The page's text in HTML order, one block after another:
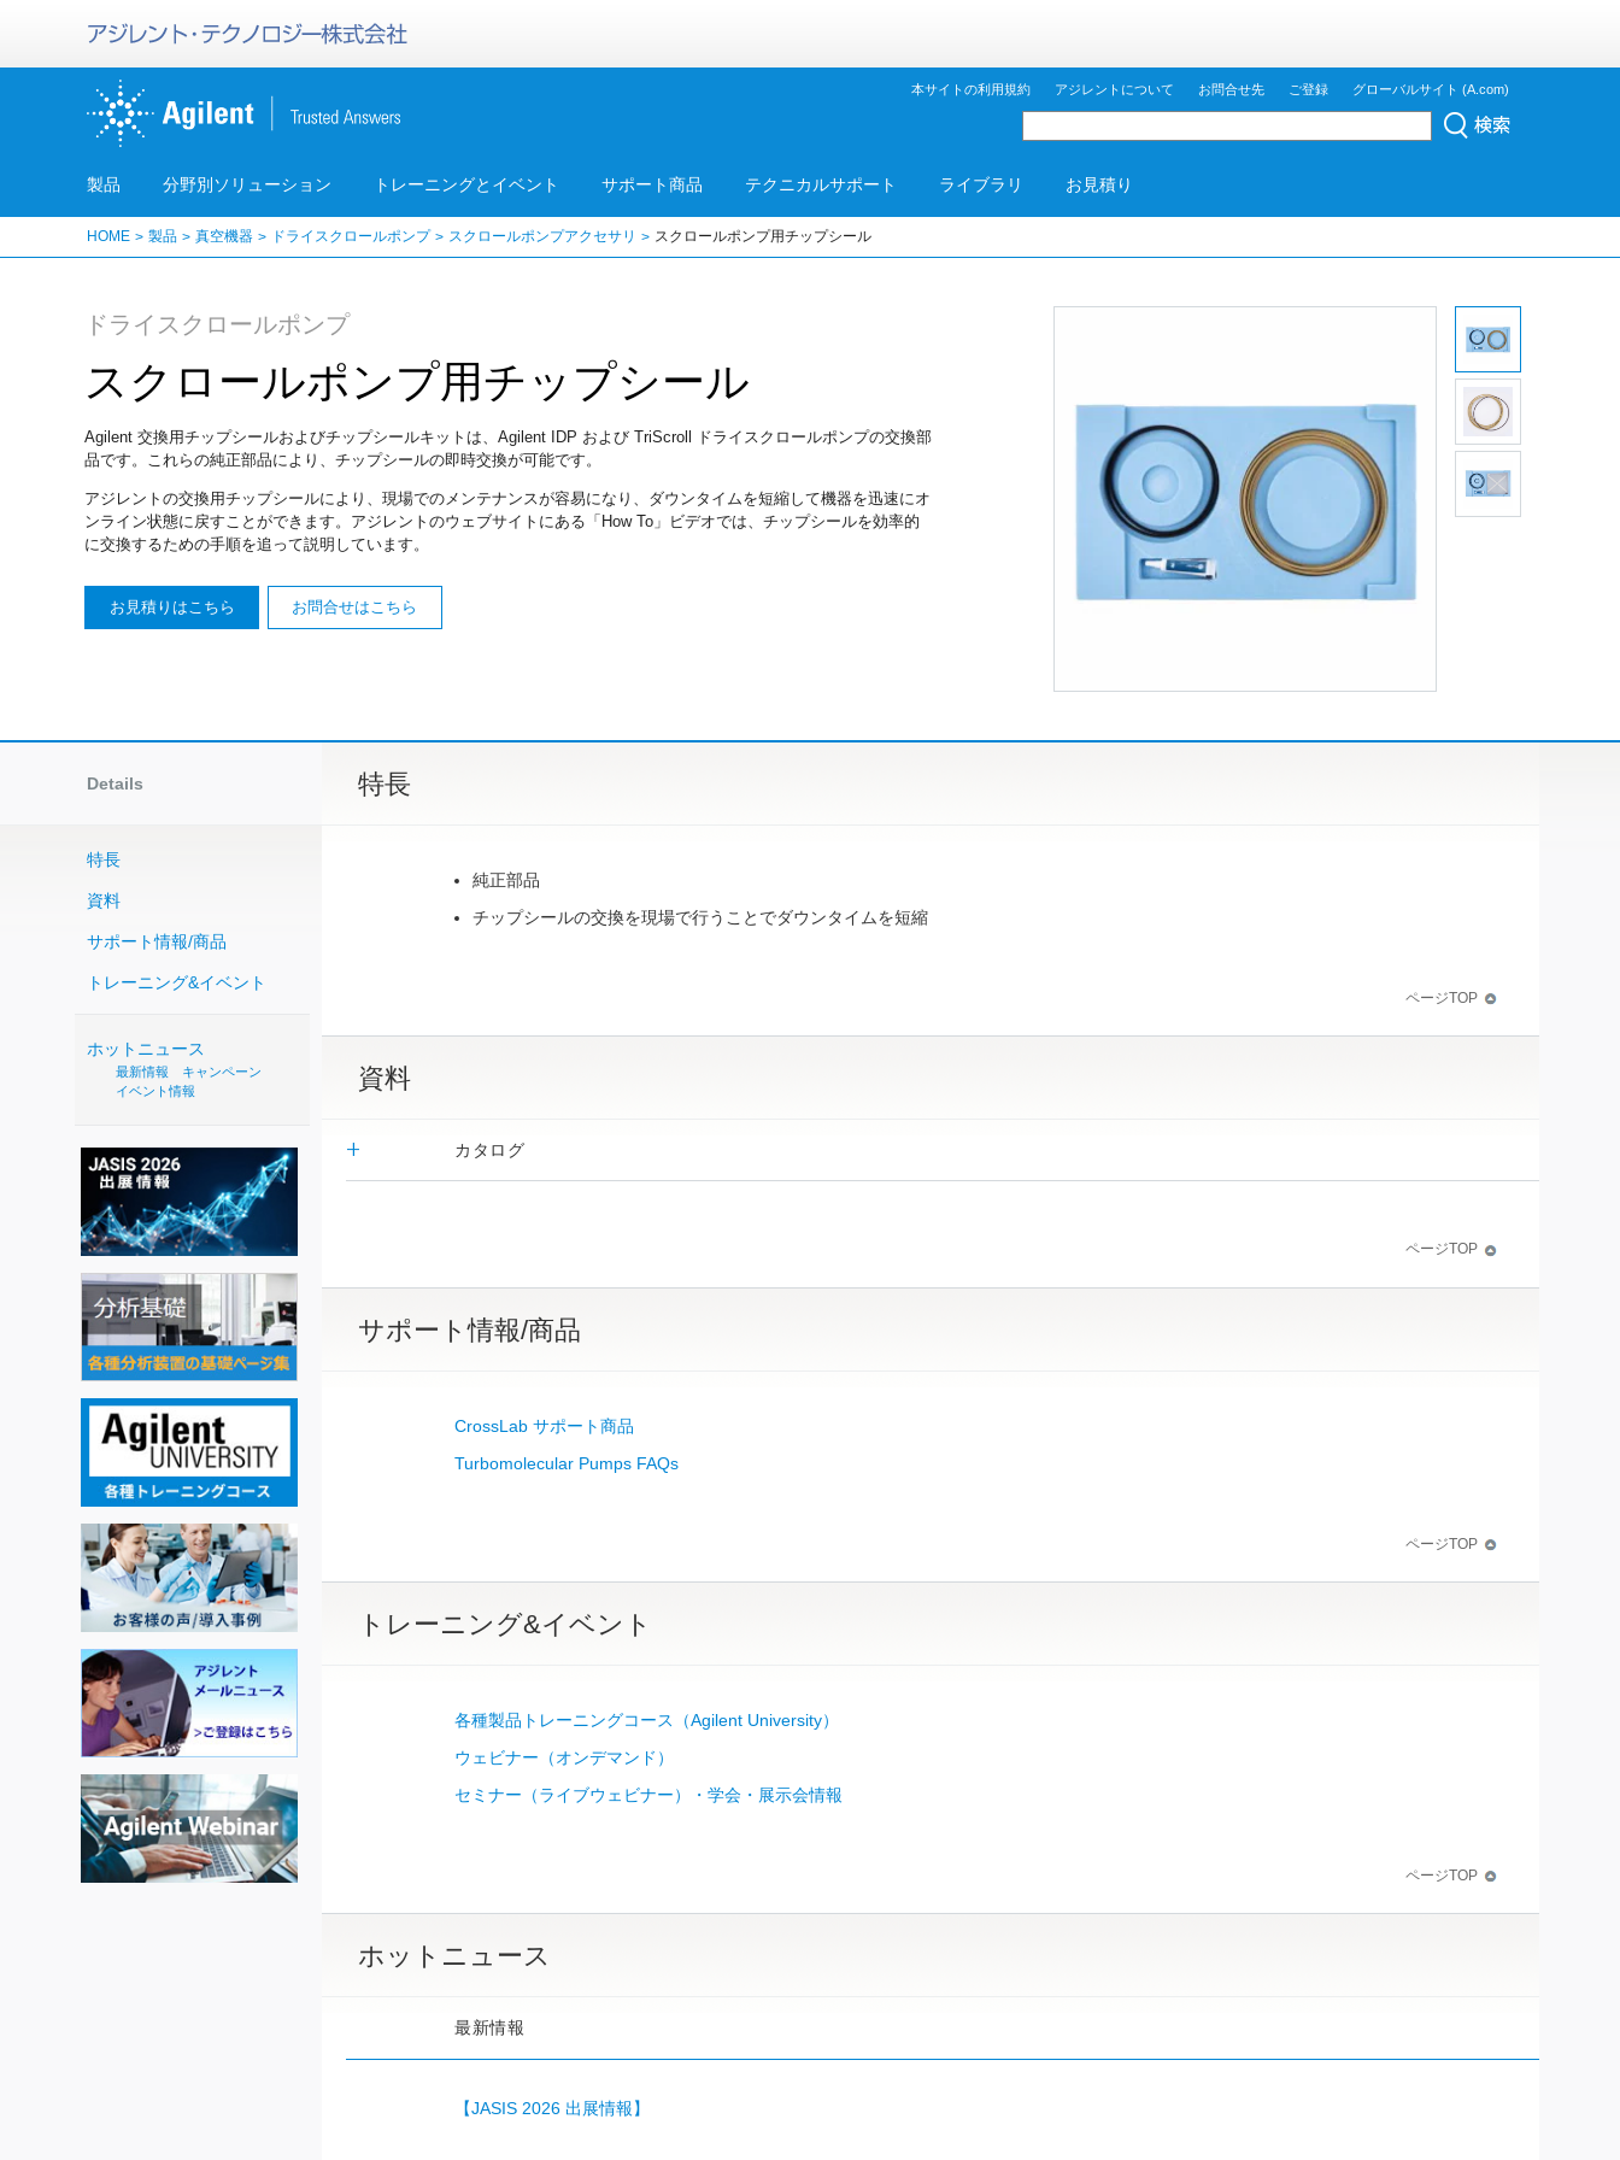
本サイトの利用規約 アジレントについて お問合せ先 ご登録 グローバルサイト (A.com)
製品 分野別ソリューション トレーニングとイベント サポート商品 テクニカルサポート ライブラリ お見積り
HOME 製品 真空機器 ドライスクロールポンプ スクロールポンプアクセサリ スクロールポンプ用チップシール
ドライスクロールポンプ
スクロールポンプ用チップシール
Agilent 交換用チップシールおよびチップシールキットは、Agilent IDP および TriScroll ドライスクロールポンプの交換部
品です。これらの純正部品により、チップシールの即時交換が可能です。
アジレントの交換用チップシールにより、現場でのメンテナンスが容易になり、ダウンタイムを短縮して機器を迅速にオ
ンライン状態に戻すことができます。アジレントのウェブサイトにある「How To」ビデオでは、チップシールを効率的
に交換するための手順を追って説明しています。
お見積りはこちら お問合せはこちら
Details
特長
資料
サポート情報/商品
トレーニング&イベント
ホットニュース
最新情報
キャンペーン
イベント情報
特長
純正部品
チップシールの交換を現場で行うことでダウンタイムを短縮
ページTOP
資料
カタログ
ページTOP
サポート情報/商品
CrossLab サポート商品
Turbomolecular Pumps FAQs
ページTOP
トレーニング&イベント
各種製品トレーニングコース（Agilent University）
ウェビナー（オンデマンド）
セミナー（ライブウェビナー）・学会・展示会情報
ページTOP
ホットニュース
最新情報
【JASIS 2026 出展情報】